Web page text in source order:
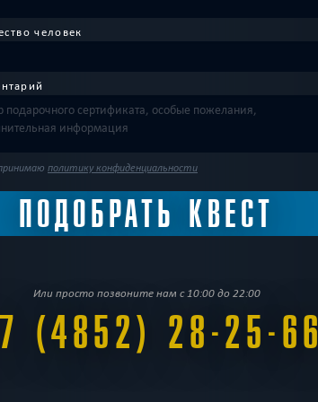
человек
политику конфиденциальности
Или просто позвоните нам с 10:00 до 22:00
(4852) 28-25-66